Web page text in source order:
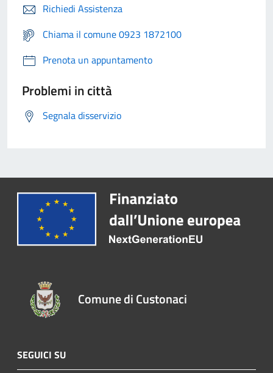
Richiedi Assistenza
Chiama il comune 0923 1872100
Prenota un appuntamento
Problemi in città
Segnala disservizio
Comune di Custonaci
SEGUICI SU